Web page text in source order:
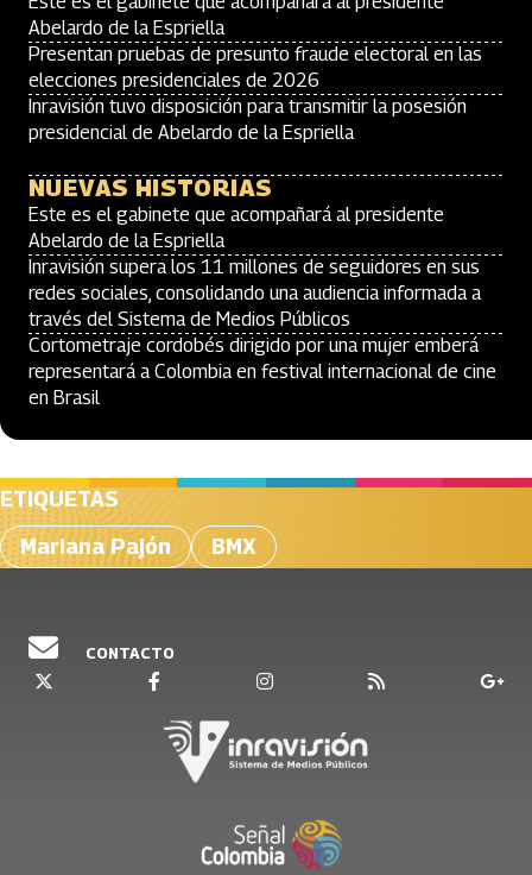
Abelardo de la Espriella
Presentan pruebas de presunto fraude electoral en las
elecciones presidenciales de 2026
Inravisión tuvo disposición para transmitir la posesión
presidencial de Abelardo de la Espriella
NUEVAS HISTORIAS
Este es el gabinete que acompañará al presidente
Abelardo de la Espriella
Inravisión supera los 11 millones de seguidores en sus
redes sociales, consolidando una audiencia informada a
través del Sistema de Medios Públicos
Cortometraje cordobés dirigido por una mujer emberá
representará a Colombia en festival internacional de cine
en Brasil
ETIQUETAS
Mariana Pajón
BMX
CONTACTO